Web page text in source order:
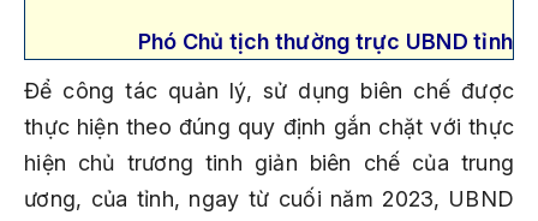
Phó Chủ tịch thường trực UBND tỉnh
Để công tác quản lý, sử dụng biên chế được
thực hiện theo đúng quy định gắn chặt với thực
hiện chủ trương tinh giản biên chế của trung
ương, của tỉnh, ngay từ cuối năm 2023, UBND